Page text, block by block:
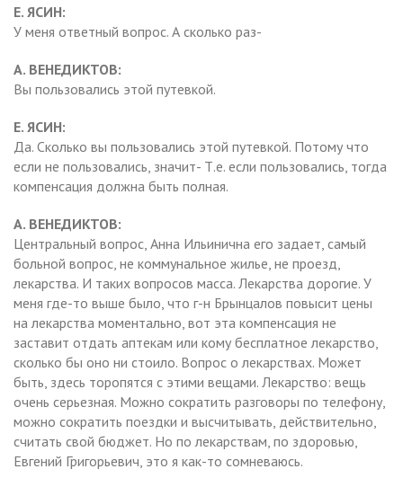
Е. ЯСИН:
У меня ответный вопрос. А сколько раз-
А. ВЕНЕДИКТОВ:
Вы пользовались этой путевкой.
Е. ЯСИН:
Да. Сколько вы пользовались этой путевкой. Потому что
если не пользовались, значит- Т.е. если пользовались, тогда
компенсация должна быть полная.
А. ВЕНЕДИКТОВ:
Центральный вопрос, Анна Ильинична его задает, самый
больной вопрос, не коммунальное жилье, не проезд,
лекарства. И таких вопросов масса. Лекарства дорогие. У
меня где-то выше было, что г-н Брынцалов повысит цены
на лекарства моментально, вот эта компенсация не
заставит отдать аптекам или кому бесплатное лекарство,
сколько бы оно ни стоило. Вопрос о лекарствах. Может
быть, здесь торопятся с этими вещами. Лекарство: вещь
очень серьезная. Можно сократить разговоры по телефону,
можно сократить поездки и высчитывать, действительно,
считать свой бюджет. Но по лекарствам, по здоровью,
Евгений Григорьевич, это я как-то сомневаюсь.